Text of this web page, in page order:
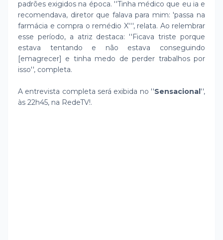
padrões exigidos na época. ''Tinha médico que eu ia e
recomendava, diretor que falava para mim: 'passa na
farmácia e compra o remédio X''', relata. Ao relembrar
esse período, a atriz destaca: ''Ficava triste porque
estava tentando e não estava conseguindo
[emagrecer] e tinha medo de perder trabalhos por
isso'', completa.
A entrevista completa será exibida no ''Sensacional'',
às 22h45, na RedeTV!.